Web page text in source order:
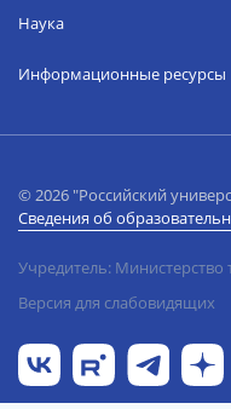
Наука
Информационные ресурсы
© 2026 "Российский
Сведения об
Учредитель: Министерство
Версия для слабовидящих